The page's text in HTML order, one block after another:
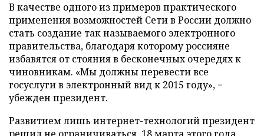
В качестве одного из примеров практического
применения возможностей Сети в России должно
стать создание так называемого электронного
правительства, благодаря которому россияне
избавятся от стояния в бесконечных очередях к
чиновникам. «Мы должны перевести все
госуслуги в электронный вид к 2015 году», −
убежден президент.
Развитием лишь интернет-технологий президент